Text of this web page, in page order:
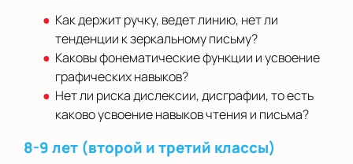
Как держит ручку, ведет линию, нет ли
тенденции к зеркальному письму?
Каковы фонематические функции и усвоение
графических навыков?
Нет ли риска дислексии, дисграфии, то есть
каково усвоение навыков чтения и письма?
8-9 лет (второй и третий классы)